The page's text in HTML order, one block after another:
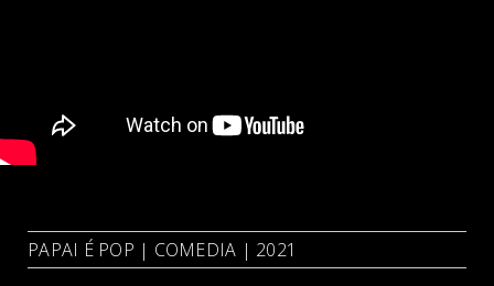
PAPAI É POP | COMEDIA | 2021